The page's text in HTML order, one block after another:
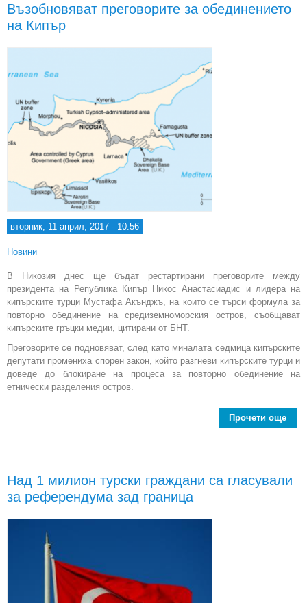
Възобновяват преговорите за обединението
на Кипър
вторник, 11 април, 2017 - 10:56
Новини
В Никозия днес ще бъдат рестартирани преговорите между
президента на Република Кипър Никос Анастасиадис и лидера на
кипърските турци Мустафа Акънджъ, на които се търси формула за
повторно обединение на средиземноморския остров, съобщават
кипърските гръцки медии, цитирани от БНТ.
Преговорите се подновяват, след като миналата седмица кипърските
депутати промениха спорен закон, който разгневи кипърските турци и
доведе до блокиране на процеса за повторно обединение на
етнически разделения остров.
Прочети още
Над 1 милион турски граждани са гласували
за референдума зад граница